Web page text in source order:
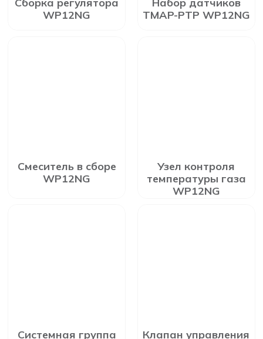
Сборка регулятора
WP12NG
Набор датчиков
TMAP-PTP WP12NG
Смеситель в сборе
WP12NG
Узел контроля
температуры газа
WP12NG
Системная группа Клапан управления